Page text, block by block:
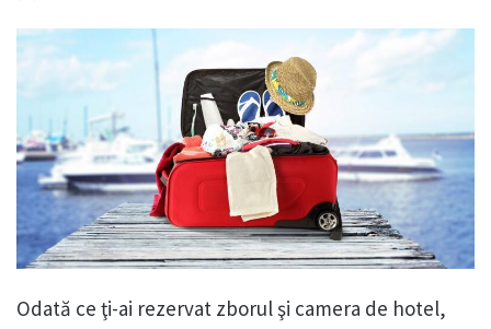
Odată ce ţi-ai rezervat zborul şi camera de hotel,